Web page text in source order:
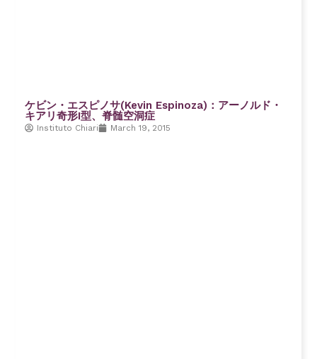
ケビン・エスピノサ(Kevin Espinoza)：アーノルド・
キアリ奇形I型、脊髄空洞症
Instituto Chiari March 19, 2015